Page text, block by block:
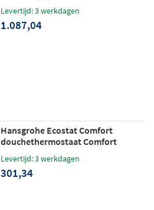
handdouche Raindance Select S 120
3jet mat zwart
Levertijd: 3 werkdagen
1.087,04
Hansgrohe Ecostat Comfort
douchethermostaat Comfort
Levertijd: 3 werkdagen
301,34